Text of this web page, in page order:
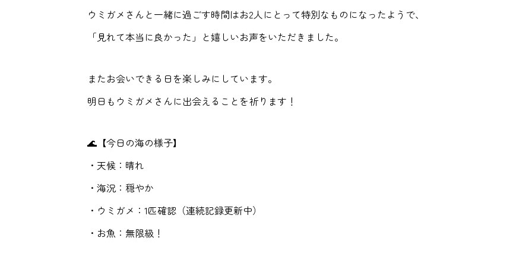
ウミガメさんと一緒に過ごす時間はお2人にとって特別なものになったようで、
「見れて本当に良かった」と嬉しいお声をいただきました。
またお会いできる日を楽しみにしています。
明日もウミガメさんに出会えることを祈ります！
🌊【今日の海の様子】
・天候：晴れ
・海況：穏やか
・ウミガメ：1匹確認（連続記録更新中）
・お魚：無限級！